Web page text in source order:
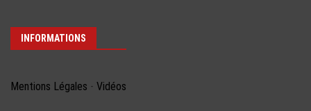
INFORMATIONS
Mentions Légales - Vidéos